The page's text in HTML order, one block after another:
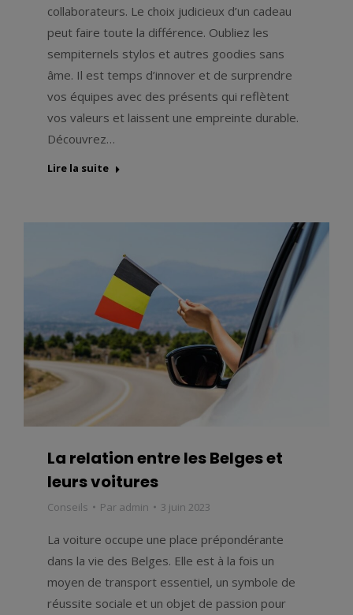
collaborateurs. Le choix judicieux d’un cadeau
peut faire toute la différence. Oubliez les
sempiternels stylos et autres goodies sans
âme. Il est temps d’innover et de surprendre
vos équipes avec des présents qui reflètent
vos valeurs et laissent une empreinte durable.
Découvrez…
Lire la suite
La relation entre les Belges et
leurs voitures
Conseils Par admin 3 juin 2023
La voiture occupe une place prépondérante
dans la vie des Belges. Elle est à la fois un
moyen de transport essentiel, un symbole de
réussite sociale et un objet de passion pour